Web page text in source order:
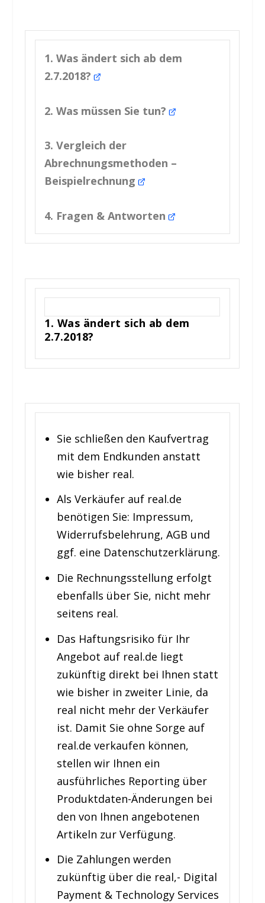
1. Was ändert sich ab dem
2.7.2018?
2. Was müssen Sie tun?
3. Vergleich der
Abrechnungsmethoden –
Beispielrechnung
4. Fragen & Antworten
1. Was ändert sich ab dem
2.7.2018?
Sie schließen den Kaufvertrag
mit dem Endkunden anstatt
wie bisher real.
Als Verkäufer auf real.de
benötigen Sie: Impressum,
Widerrufsbelehrung, AGB und
ggf. eine Datenschutzerklärung.
Die Rechnungsstellung erfolgt
ebenfalls über Sie, nicht mehr
seitens real.
Das Haftungsrisiko für Ihr
Angebot auf real.de liegt
zukünftig direkt bei Ihnen statt
wie bisher in zweiter Linie, da
real nicht mehr der Verkäufer
ist. Damit Sie ohne Sorge auf
real.de verkaufen können,
stellen wir Ihnen ein
ausführliches Reporting über
Produktdaten-Änderungen bei
den von Ihnen angebotenen
Artikeln zur Verfügung.
Die Zahlungen werden
zukünftig über die real,- Digital
Payment & Technology Services